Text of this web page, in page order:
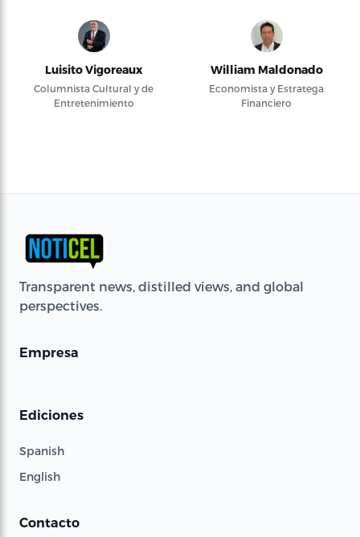
Luisito Vigoreaux
Columnista Cultural y de
Entretenimiento
William Maldonado
Economista y Estratega
Financiero
Transparent news, distilled views, and global
perspectives.
Empresa
Ediciones
Spanish
English
Contacto